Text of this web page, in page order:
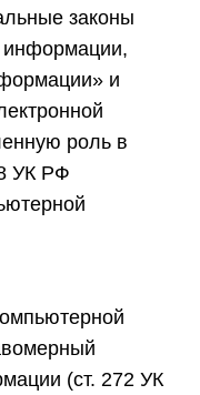
законы
и
роль в
УК РФ
(ст. 272 УК